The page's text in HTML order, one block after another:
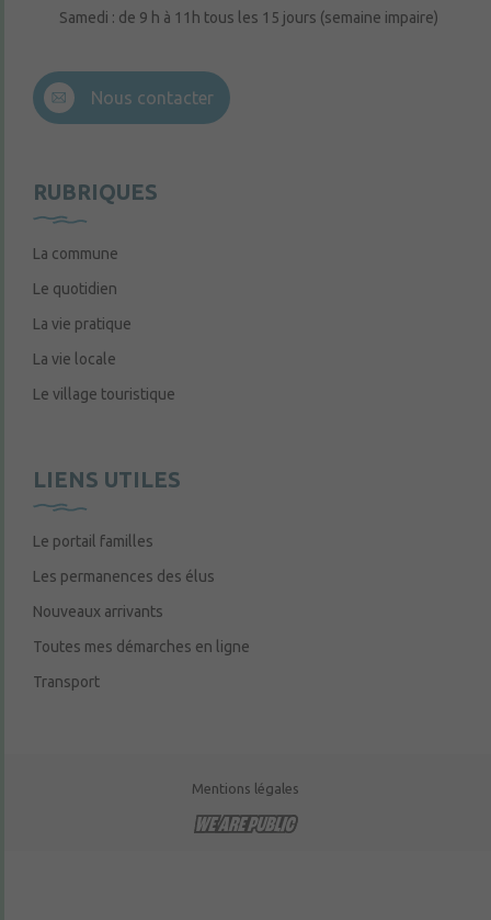
Samedi : de 9 h à 11h tous les 15 jours (semaine impaire)
Nous contacter
RUBRIQUES
La commune
Le quotidien
La vie pratique
La vie locale
Le village touristique
LIENS UTILES
Le portail familles
Les permanences des élus
Nouveaux arrivants
Toutes mes démarches en ligne
Transport
Mentions légales